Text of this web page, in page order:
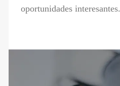
oportunidades interesantes.